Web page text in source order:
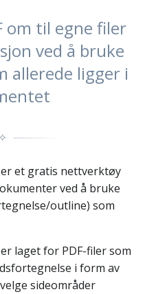
om til egne filer
ved å bruke
allerede ligger i
✧
et gratis nettverktøy
ved å bruke
outline) som
laget for PDF-filer som
i form av
sideområder